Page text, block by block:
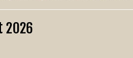
2026